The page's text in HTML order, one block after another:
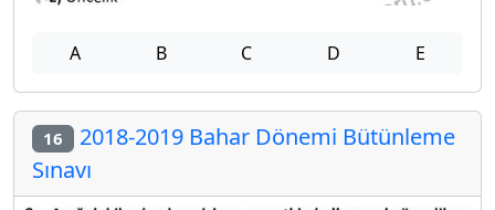
A B C D E
16 2018-2019 Bahar Dönemi Bütünleme
Sınavı